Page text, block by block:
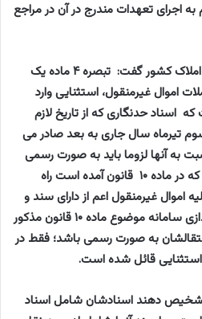
به اجرای تعهدات مندرج در آن در مراجع
سخنگوی سازمان ثبت اسناد و املاک کشور گفت: تبصره ۴ ماده یک
اموال غیرمنقول، استثنایی وارد
اسناد حدنگاری که از تاریخ لازم
تیرماه سال جاری به بعد صادر می
به آنها لزوما باید به صورت رسمی
انجام شود؛ هر چند سامانه ای که در ماده ۱۰ قانون آمده است راه
اموال غیرمنقول اعم از دارای سند و
فاقد سند، یکسال پس از راه اندازی سامانه موضوع ماده ۱۰ قانون مذکور
به صورت رسمی باشد؛ فقط در
تشخیص دهند اسنادشان شامل اسناد